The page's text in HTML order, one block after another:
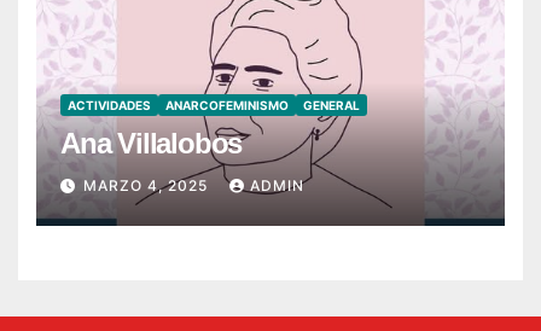
ACTIVIDADES ANARCOFEMINISMO GENERAL
Ana Villalobos
MARZO 4, 2025 ADMIN